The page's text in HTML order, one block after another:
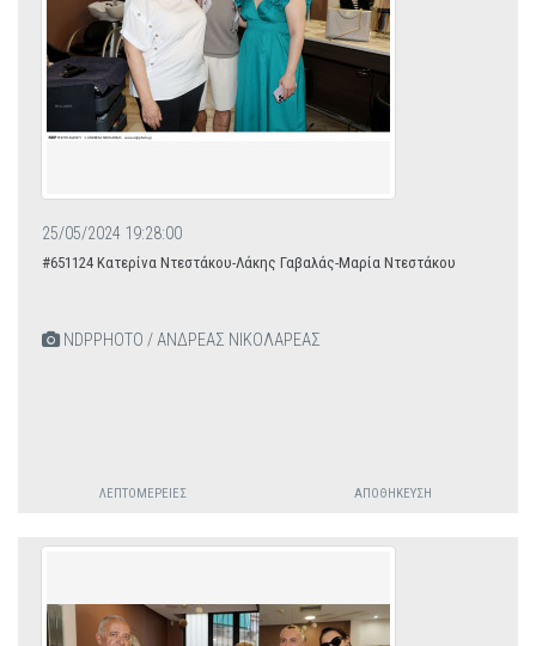
25/05/2024 19:28:00
#651124 Kατερίνα Ντεστάκου-Λάκης Γαβαλάς-Μαρία Ντεστάκου
NDPPHOTO / ΑΝΔΡΕΑΣ ΝΙΚΟΛΑΡΕΑΣ
ΛΕΠΤΟΜΈΡΕΙΕΣ ΑΠΟΘΉΚΕΥΣΗ